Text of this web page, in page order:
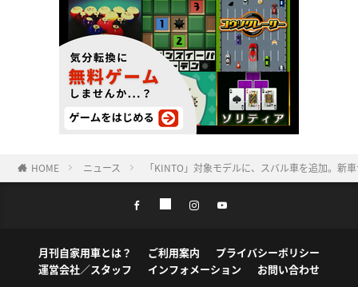
HOME ニュース 「KINTO」対象モデルに、スバル車を追加。
月刊自家用車とは？ ご利用案内
プライバシーポリシー
運営会社／スタッフ
インフォメーション お問い合わせ